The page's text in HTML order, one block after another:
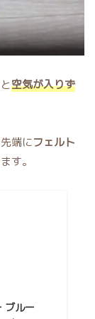
空気が入りず
端にフェルト
す。
ブルー